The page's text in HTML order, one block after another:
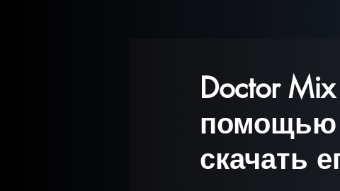
Doctor
помощью
скачать